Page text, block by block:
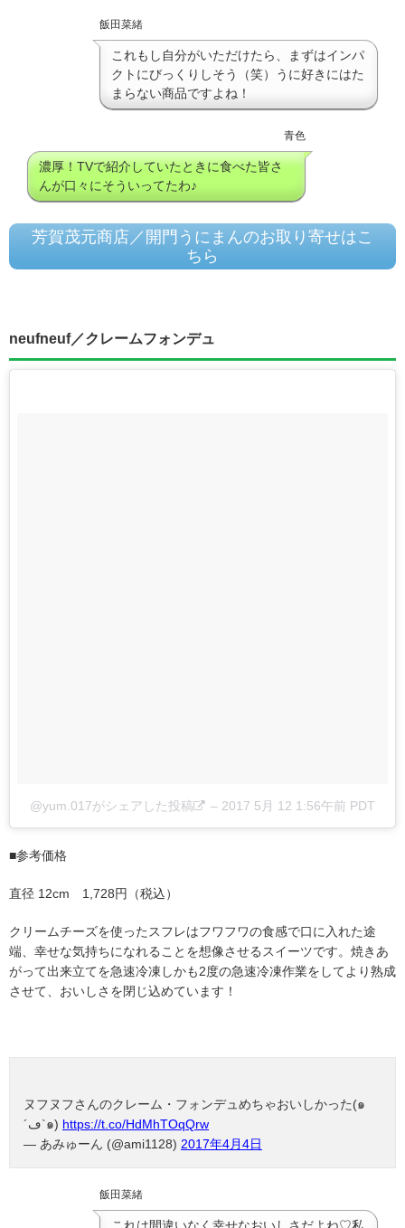
飯田菜緒
これもし自分がいただけたら、まずはインパ
クトにびっくりしそう（笑）うに好きにはた
まらない商品ですよね！
青色
濃厚！TVで紹介していたときに食べた皆さ
んが口々にそういってたわ♪
芳賀茂元商店／開門うにまんのお取り寄せはこ
ちら
neufneuf／クレームフォンデュ
@yum.017がシェアした投稿 – 2017 5月 12 1:56午前 PDT
■参考価格
直径 12cm 1,728円（税込）
クリームチーズを使ったスフレはフワフワの食感で口に入れた途
端、幸せな気持ちになれることを想像させるスイーツです。焼きあ
がって出来立てを急速冷凍しかも2度の急速冷凍作業をしてより熟成
させて、おいしさを閉じ込めています！
ヌフヌフさんのクレーム・フォンデュめちゃおいしかった(๑
´ڡ`๑) https://t.co/HdMhTOqQrw
— あみゅーん (@ami1128) 2017年4月4日
飯田菜緒